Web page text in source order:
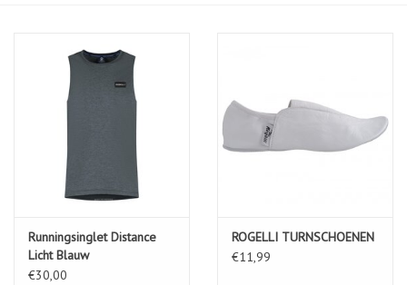
Runningsinglet Distance
Licht Blauw
€30,00
ROGELLI TURNSCHOENEN
€11,99